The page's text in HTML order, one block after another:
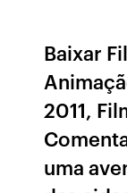
Baixar
2011,
uma